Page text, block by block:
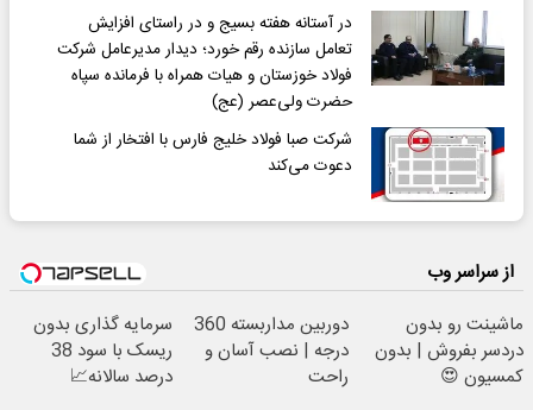
در آستانه هفته بسیج و در راستای افزایش
تعامل سازنده رقم خورد؛ دیدار مدیرعامل شرکت
فولاد خوزستان و هیات همراه با فرمانده سپاه
حضرت ولی‌عصر (عج)
شرکت صبا فولاد خلیج فارس با افتخار از شما
دعوت می‌کند
از سراسر وب
ماشینت رو بدون
دردسر بفروش | بدون
کمسیون 😍
دوربین مداربسته 360
درجه | نصب آسان و
راحت
سرمایه گذاری بدون
ریسک با سود 38
درصد سالانه📈